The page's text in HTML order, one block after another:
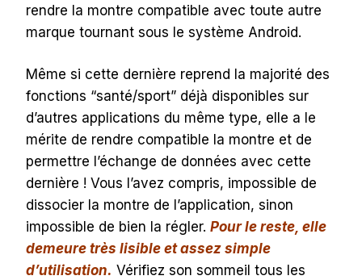
rendre la montre compatible avec toute autre
marque tournant sous le système Android.
Même si cette dernière reprend la majorité des
fonctions “santé/sport” déjà disponibles sur
d’autres applications du même type, elle a le
mérite de rendre compatible la montre et de
permettre l’échange de données avec cette
dernière ! Vous l’avez compris, impossible de
dissocier la montre de l’application, sinon
impossible de bien la régler. Pour le reste, elle
demeure très lisible et assez simple
d’utilisation. Vérifiez son sommeil tous les